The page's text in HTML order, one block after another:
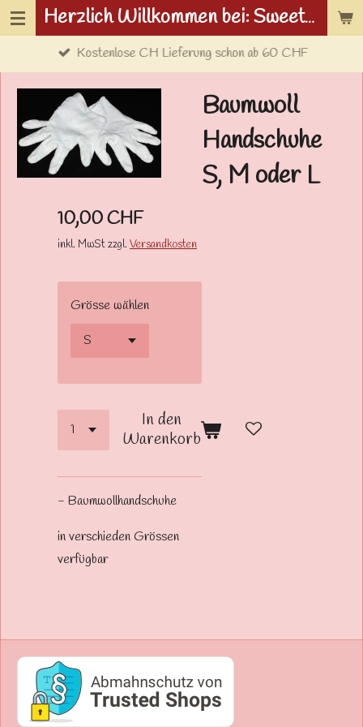
Zum
Herzlich Willkommen bei: Sweetwolf.ch
Kostenlose CH Lieferung schon ab 60 CHF
Baumwoll
Handschuhe
S, M oder L
10,00 CHF
inkl. MwSt zzgl.Versandkosten
Grösse wählen
In den
Warenkorb
- Baumwollhandschuhe
in verschieden Grössen
verfügbar